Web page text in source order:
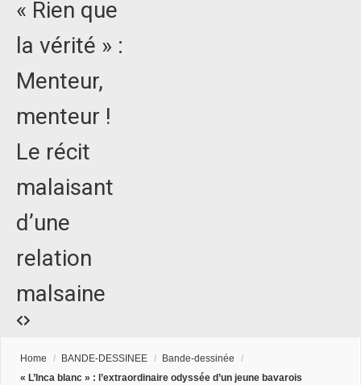
« Rien que
la vérité » :
Menteur,
menteur !
Le récit
malaisant
d’une
relation
malsaine
Home / BANDE-DESSINEE / Bande-dessinée
/
« L’Inca blanc » : l’extraordinaire odyssée d’un jeune bavarois